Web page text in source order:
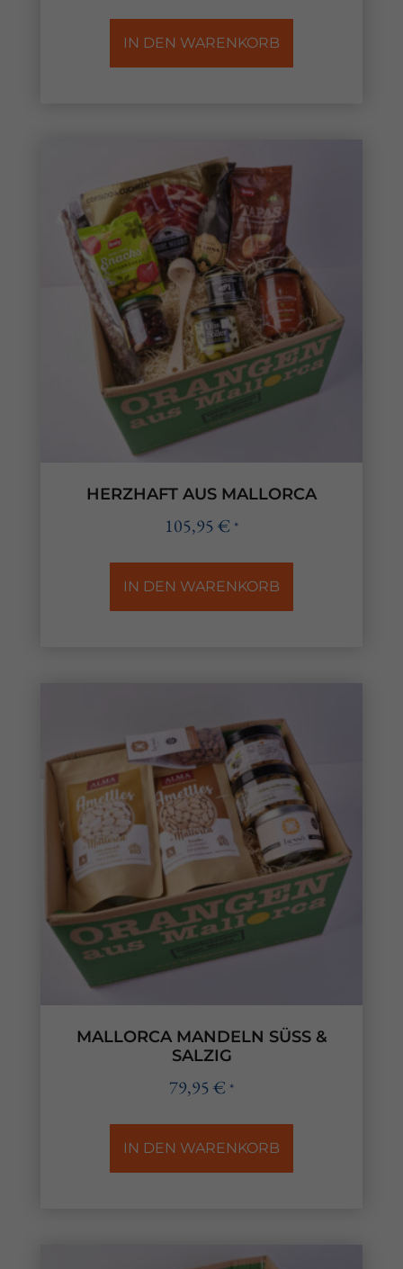
IN DEN WARENKORB
HERZHAFT AUS MALLORCA
105,95€ *
IN DEN WARENKORB
MALLORCA MANDELN SÜSS &
SALZIG
79,95€ *
IN DEN WARENKORB